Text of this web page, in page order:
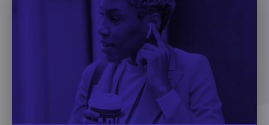
welke pagina's, welke links ze verkiezen aan te
klikken, wat gebruikers wel en niet leuk vinden,
enz.). Hotjar gebruikt cookies en andere
technologieën om gegevens te verzamelen over
het gedrag van onze gebruikers en hun apparaten.
Hotjar slaat deze informatie op in een
gepseudonimiseerd gebruikersprofiel. Noch Hotjar,
noch wij zullen deze informatie ooit gebruiken om
individuele gebruikers te identificeren of te
koppelen aan verdere gegevens over een